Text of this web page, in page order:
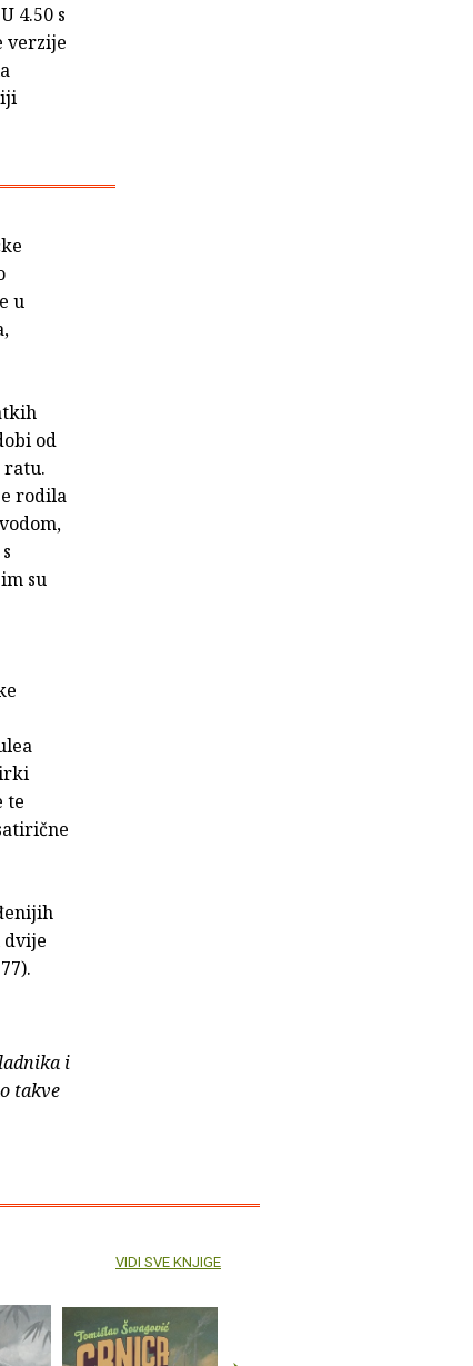
4.50 s
verzije
u
od
ratu.
rodila
su
te
dvije
i
takve
VIDI SVE KNJIGE